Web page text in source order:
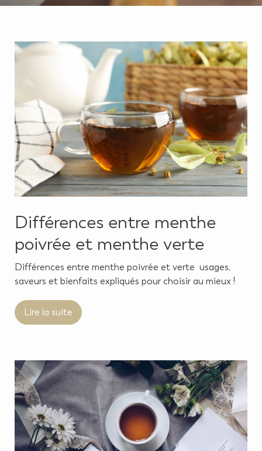
Différences entre menthe
poivrée et menthe verte
Différences entre menthe poivrée et verte usages,
saveurs et bienfaits expliqués pour choisir au mieux !
Lire la suite